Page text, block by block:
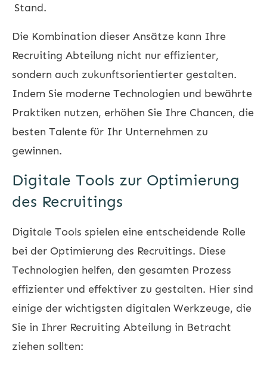
Stand.
Die Kombination dieser Ansätze kann Ihre
Recruiting Abteilung nicht nur effizienter,
sondern auch zukunftsorientierter gestalten.
Indem Sie moderne Technologien und bewährte
Praktiken nutzen, erhöhen Sie Ihre Chancen, die
besten Talente für Ihr Unternehmen zu
gewinnen.
Digitale Tools zur Optimierung
des Recruitings
Digitale Tools spielen eine entscheidende Rolle
bei der Optimierung des Recruitings. Diese
Technologien helfen, den gesamten Prozess
effizienter und effektiver zu gestalten. Hier sind
einige der wichtigsten digitalen Werkzeuge, die
Sie in Ihrer Recruiting Abteilung in Betracht
ziehen sollten: